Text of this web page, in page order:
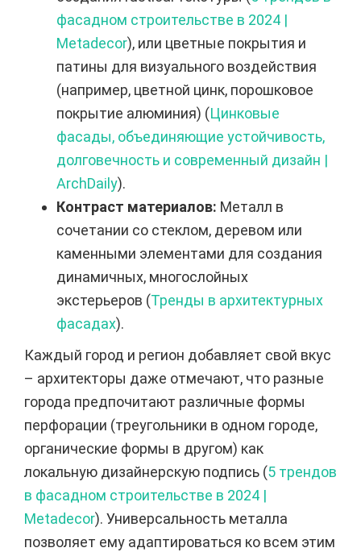
фасадном строительстве в 2024 |
Metadecor), или цветные покрытия и
патины для визуального воздействия
(например, цветной цинк, порошковое
покрытие алюминия) (Цинковые
фасады, объединяющие устойчивость,
долговечность и современный дизайн |
ArchDaily).
Контраст материалов: Металл в
сочетании со стеклом, деревом или
каменными элементами для создания
динамичных, многослойных
экстерьеров (Тренды в архитектурных
фасадах).
Каждый город и регион добавляет свой вкус
– архитекторы даже отмечают, что разные
города предпочитают различные формы
перфорации (треугольники в одном городе,
органические формы в другом) как
локальную дизайнерскую подпись (5 трендов
в фасадном строительстве в 2024 |
Metadecor). Универсальность металла
позволяет ему адаптироваться ко всем этим